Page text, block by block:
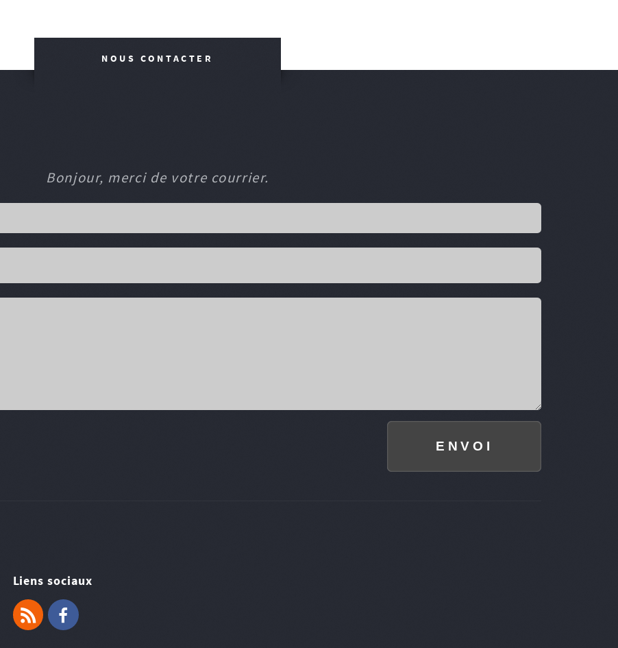
NOUS CONTACTER
Bonjour, merci de votre courrier.
ENVOI
Liens sociaux